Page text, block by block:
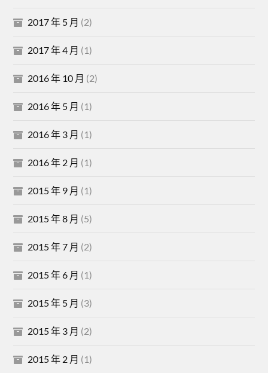
2017 年 5 月 (2)
2017 年 4 月 (1)
2016 年 10 月 (2)
2016 年 5 月 (1)
2016 年 3 月 (1)
2016 年 2 月 (1)
2015 年 9 月 (1)
2015 年 8 月 (5)
2015 年 7 月 (2)
2015 年 6 月 (1)
2015 年 5 月 (3)
2015 年 3 月 (2)
2015 年 2 月 (1)